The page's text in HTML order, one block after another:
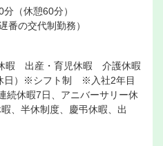
（休憩60分）
番の交代制勤務）
暇 出産・育児休暇 介護休暇
日）※シフト制 ※入社2年目
続休暇7日、アニバーサリー休
、半休制度、慶弔休暇、出